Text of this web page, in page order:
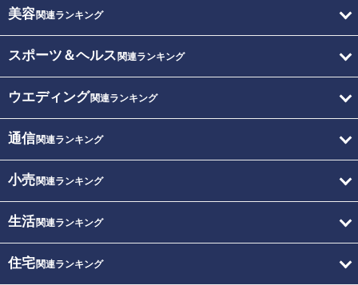
美容関連ランキング
スポーツ＆ヘルス 関連ランキング
ウエディング関連ランキング
通信関連ランキング
小売関連ランキング
生活関連ランキング
住宅関連ランキング